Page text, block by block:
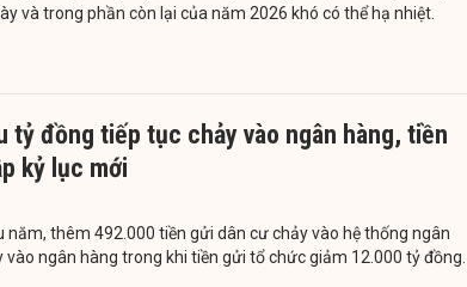
và trong phần còn lại của năm 2026 khó có thể hạ nhiệt.
tỷ đồng tiếp tục chảy vào ngân hàng, tiền
kỷ lục mới
năm, thêm 492.000 tiền gửi dân cư chảy vào hệ thống ngân
vào ngân hàng trong khi tiền gửi tổ chức giảm 12.000 tỷ đồng.